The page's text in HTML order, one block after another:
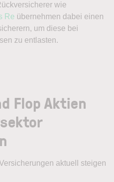
wie
Re übernehmen dabei einen
um diese bei
zu entlasten.
Flop Aktien
aktuell steigen